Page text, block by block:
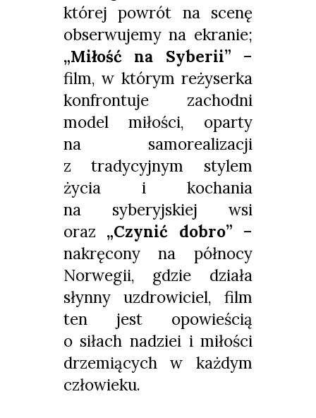
której powrót na scenę
obserwujemy na ekranie;
„Miłość na Syberii” –
film, w którym reżyserka
konfrontuje zachodni
model miłości, oparty
na samorealizacji
z tradycyjnym stylem
życia i kochania
na syberyjskiej wsi
oraz „Czynić dobro” –
nakręcony na północy
Norwegii, gdzie działa
słynny uzdrowiciel, film
ten jest opowieścią
o siłach nadziei i miłości
drzemiących w każdym
człowieku.